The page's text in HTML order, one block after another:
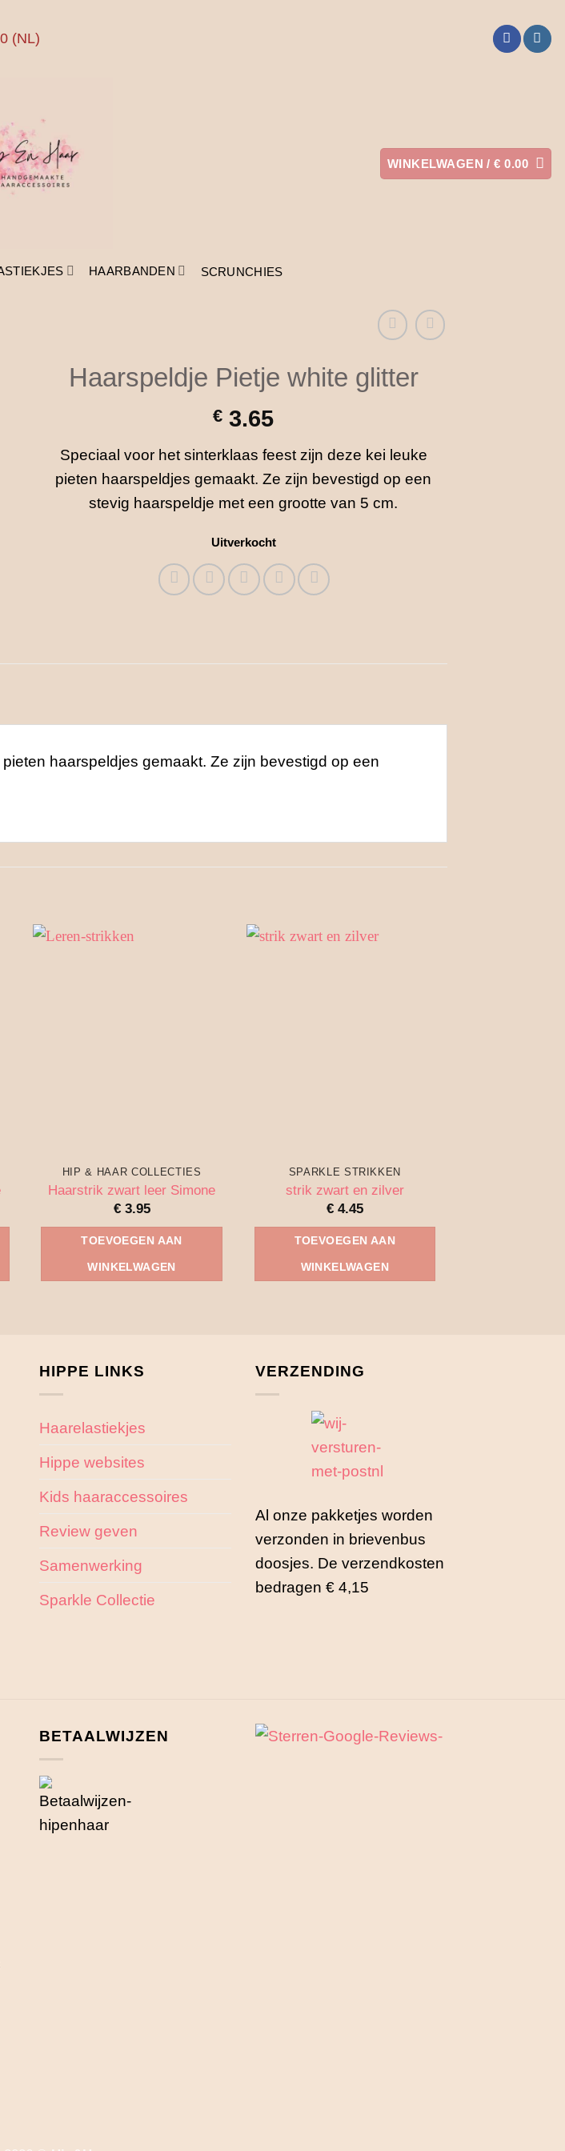
(NL)
WINKELWAGEN /€ 0.00
HAARBANDEN SCRUNCHIES
Haarspeldje Pietje white glitter
€ 3.65
Speciaal voor het sinterklaas feest zijn deze kei leuke
pieten haarspeldjes gemaakt. Ze zijn bevestigd op een
stevig haarspeldje met een grootte van 5 cm.
Uitverkocht
haarspeldjes gemaakt. Ze zijn bevestigd op een
HIP & HAAR COLLECTIES
Haarstrik zwart leer Simone
€3.95
TOEVOEGEN AAN
WINKELWAGEN
SPARKLE STRIKKEN
strik zwart en zilver
€4.45
TOEVOEGEN AAN
WINKELWAGEN
HIPPE LINKS
Haarelastiekjes
Hippe websites
Kids haaraccessoires
Review geven
Samenwerking
Sparkle Collectie
VERZENDING
Al onze pakketjes worden
verzonden in brievenbus
doosjes. De verzendkosten
bedragen € 4,15
BETAALWIJZEN